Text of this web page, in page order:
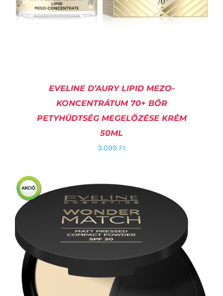
EVELINE D’AURY LIPID MEZO-
KONCENTRÁTUM 70+ BŐR
PETYHÜDTSÉG MEGELŐZÉSE KRÉM
50ML
3.099 Ft